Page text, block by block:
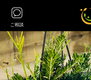
ご相談